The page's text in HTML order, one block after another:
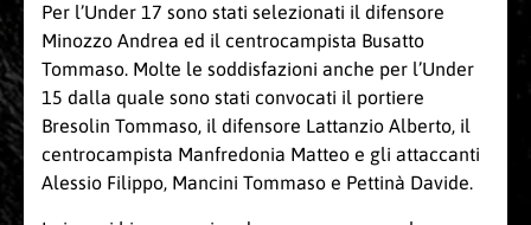
Per l’Under 17 sono stati selezionati il difensore
Minozzo Andrea ed il centrocampista Busatto
Tommaso. Molte le soddisfazioni anche per l’Under
15 dalla quale sono stati convocati il portiere
Bresolin Tommaso, il difensore Lattanzio Alberto, il
centrocampista Manfredonia Matteo e gli attaccanti
Alessio Filippo, Mancini Tommaso e Pettinà Davide.